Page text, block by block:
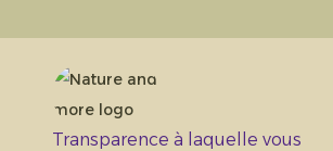
Transparence à laquelle vous